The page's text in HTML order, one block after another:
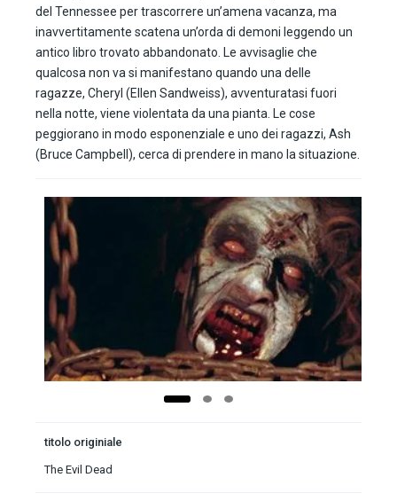
del Tennessee per trascorrere un’amena vacanza, ma
inavvertitamente scatena un’orda di demoni leggendo un
antico libro trovato abbandonato. Le avvisaglie che
qualcosa non va si manifestano quando una delle
ragazze, Cheryl (Ellen Sandweiss), avventuratasi fuori
nella notte, viene violentata da una pianta. Le cose
peggiorano in modo esponenziale e uno dei ragazzi, Ash
(Bruce Campbell), cerca di prendere in mano la situazione.
titolo originiale
The Evil Dead